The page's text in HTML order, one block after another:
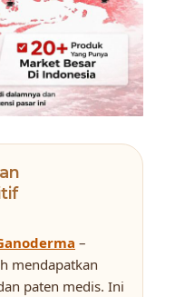
–
mendapatkan
paten medis. Ini